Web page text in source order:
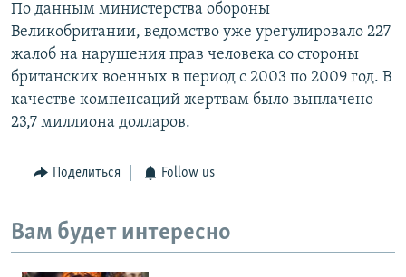
По данным министерства обороны
Великобритании, ведомство уже урегулировало 227
жалоб на нарушения прав человека со стороны
британских военных в период с 2003 по 2009 год. В
качестве компенсаций жертвам было выплачено
23,7 миллиона долларов.
Поделиться Follow us
Вам будет интересно